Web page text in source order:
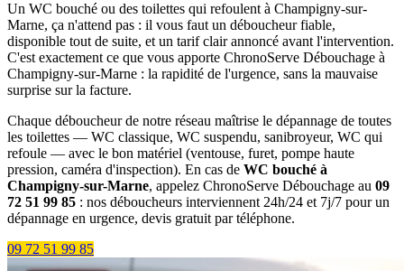
Un WC bouché ou des toilettes qui refoulent à Champigny-sur-
Marne, ça n'attend pas : il vous faut un déboucheur fiable,
disponible tout de suite, et un tarif clair annoncé avant l'intervention.
C'est exactement ce que vous apporte ChronoServe Débouchage à
Champigny-sur-Marne : la rapidité de l'urgence, sans la mauvaise
surprise sur la facture.
Chaque déboucheur de notre réseau maîtrise le dépannage de toutes
les toilettes — WC classique, WC suspendu, sanibroyeur, WC qui
refoule — avec le bon matériel (ventouse, furet, pompe haute
pression, caméra d'inspection). En cas de WC bouché à
Champigny-sur-Marne, appelez ChronoServe Débouchage au 09
72 51 99 85 : nos déboucheurs interviennent 24h/24 et 7j/7 pour un
dépannage en urgence, devis gratuit par téléphone.
09 72 51 99 85